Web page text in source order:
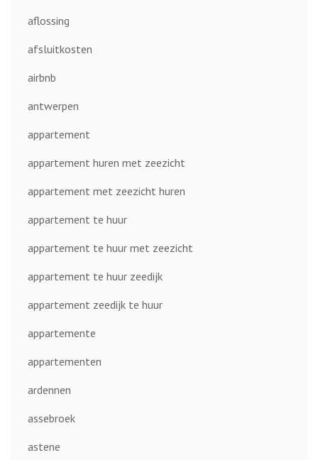
aflossing
afsluitkosten
airbnb
antwerpen
appartement
appartement huren met zeezicht
appartement met zeezicht huren
appartement te huur
appartement te huur met zeezicht
appartement te huur zeedijk
appartement zeedijk te huur
appartemente
appartementen
ardennen
assebroek
astene